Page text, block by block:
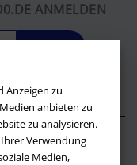
Anzeigen zu
anbieten zu
zu analysieren.
Verwendung
Medien,
ANMELDEN